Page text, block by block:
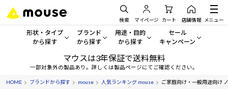
検索 マイページ カート 店舗情報 メニュー
形状・タイプ
から探す
形状・タイプから探す をすべてみる
デスクトップPC
ブランド
から探す
mouse
G TUNE
用途・目的
から探す
一般向けパソコン
ゲーミングPC・ゲーム向けパソコン
セール
キャンペーン
セール・キャンペー
期間限定セール
マウスは3年保証で送料無料
一部対象外の製品あり。詳しくは製品ページにてご確認ください。
HOME ブランドから探す mouse 人気ランキング mouse ご家庭向け・一般用途向け